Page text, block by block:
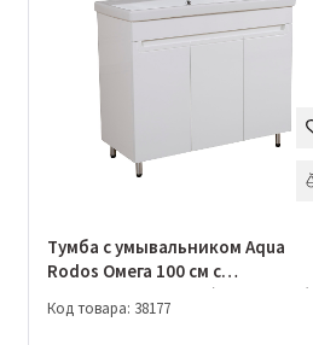
Тумба с умывальником Aqua
Rodos Омега 100 см с
умывальником Elit (ОР0002540)
Код товара: 38177